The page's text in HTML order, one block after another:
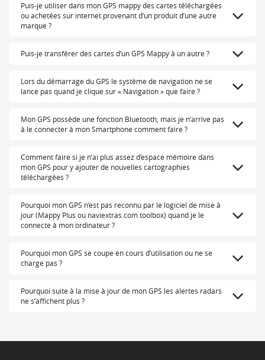
Puis-je utiliser dans mon GPS mappy des cartes téléchargées
ou achetées sur internet provenant d’un produit d’une autre
marque ?
Puis-je transférer des cartes d’un GPS Mappy à un autre ?
Lors du démarrage du GPS le système de navigation ne se
lance pas quand je clique sur « Navigation » que faire ?
Mon GPS possède une fonction Bluetooth, mais je n’arrive pas
à le connecter à mon Smartphone comment faire ?
Comment faire si je n’ai plus assez d’espace mémoire dans
mon GPS pour y ajouter de nouvelles cartographies
téléchargées ?
Pourquoi mon GPS n’est pas reconnu par le logiciel de mise à
jour (Mappy Plus ou naviextras.com toolbox) quand je le
connecte à mon ordinateur ?
Pourquoi mon GPS se coupe en cours d’utilisation ou ne se
charge pas ?
Pourquoi suite à la mise à jour de mon GPS les alertes radars
ne s’affichent plus ?